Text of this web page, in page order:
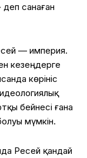
санаған
— империя.
кезеңдерге
көрініс
бейнесі ғана
мүмкін.
Ресей қандай